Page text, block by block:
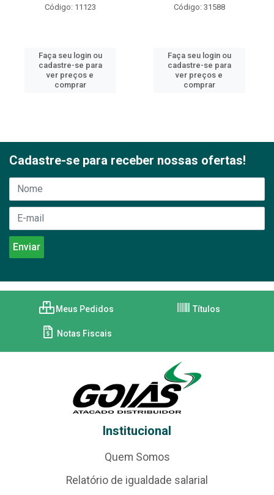
Código: 11123
Faça seu login ou
cadastre-se para
ver preços e
comprar
Código: 31588
Faça seu login ou
cadastre-se para
ver preços e
comprar
Cadastre-se para receber nossas ofertas!
Meus Pedidos Títulos
Notas Fiscais
Institucional
Quem Somos
Relatório de igualdade salarial